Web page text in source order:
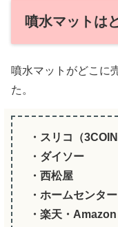
噴水マットは
噴水マットがどこに
た。
・スリコ（
・ダイソー
・西松屋
・ホームセンター
・楽天・Amazon